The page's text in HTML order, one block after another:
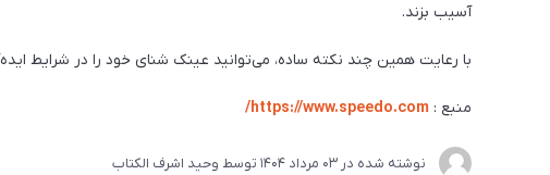
آسیب بزند.
با رعایت همین چند نکته ساده، می‌توانید عینک شنای خود را در شرایط
منبع : https://www.speedo.com/
نوشته شده در 03 مرداد 1404 توسط وحید اشرف الکتاب